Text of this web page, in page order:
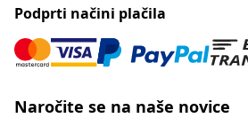
Podprti načini plačila
Naročite se na naše novice